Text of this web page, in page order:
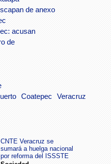
de anexo
acusan
de
Coatepec Veracruz
CNTE Veracruz se
sumará a huelga nacional
por reforma del ISSSTE